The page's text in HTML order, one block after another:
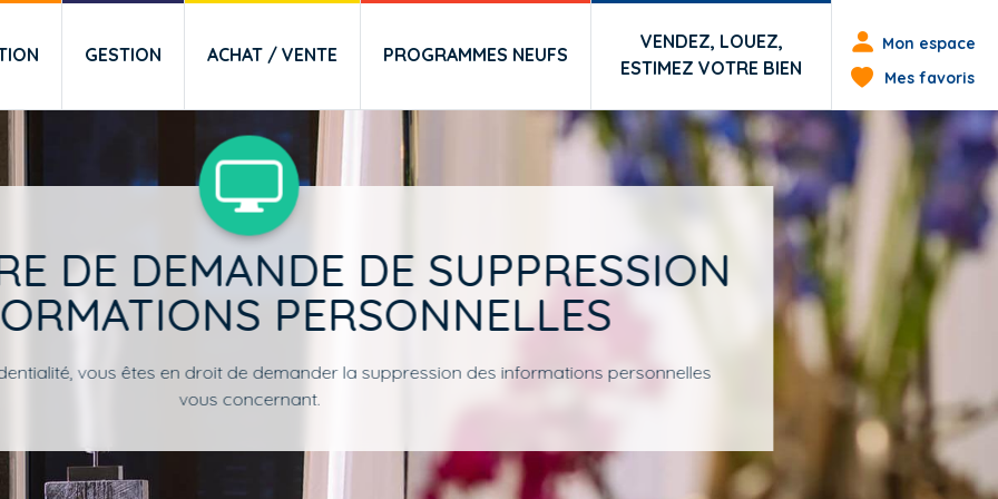
GESTION ACHAT / VENTE PROGRAMMES NEUFS
VENDEZ, LOUEZ,
ESTIMEZ VOTRE BIEN
Menu
Mon espace
Mes favoris
DE DEMANDE DE SUPPRESSION
PERSONNELLES
vous êtes en droit de demander la suppression des informations personnelles
vous concernant.